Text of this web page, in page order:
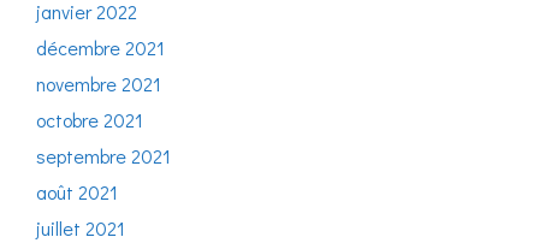
janvier 2022
décembre 2021
novembre 2021
octobre 2021
septembre 2021
août 2021
juillet 2021